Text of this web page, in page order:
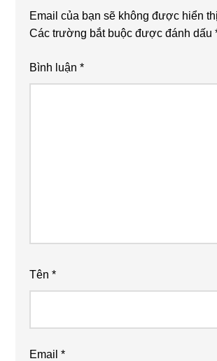
Email của bạn sẽ không được hiển
Các trường bắt buộc được đánh dấu
Bình luận*
Tên*
Email*